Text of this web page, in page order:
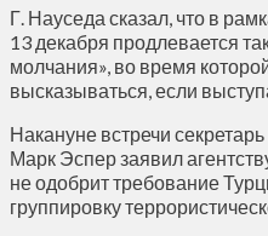
Г. Науседа сказал, что в
13 декабря продлевается
молчания», во время
высказываться, если
Накануне встречи
Марк Эспер заявил
не одобрит требование
группировку